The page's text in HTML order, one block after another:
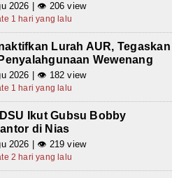
2026 | 👁 206 view
1 hari yang lalu
Lurah AUR, Tegaskan
Wewenang
2026 | 👁 182 view
1 hari yang lalu
Ikut Gubsu Bobby
di Nias
2026 | 👁 219 view
2 hari yang lalu